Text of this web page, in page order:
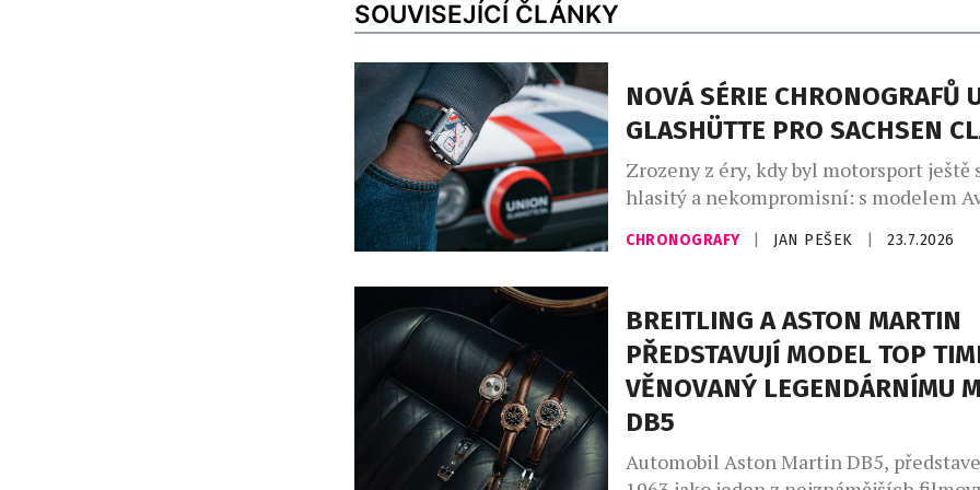
SOUVISEJÍCÍ ČLÁNKY
NOVÁ SÉRIE CHRONOGRAFŮ
GLASHÜTTE PRO SACHSEN
Zrozeny z éry, kdy byl motorsport ještě
hlasitý a nekompromisní: s modelem
představuje značka Union Glashütte
estetiku a ducha éry mechanických
podoby působivých hodinek. Čisté
proporce a ikonická barevná paleta
tohoto chronografu. Kombinace bílé,
červené […]
CHRONOGRAFY JAN PEŠEK 23.7.2026
BREITLING A ASTON MARTIN
PŘEDSTAVUJÍ MODEL TOP
VĚNOVANÝ LEGENDÁRNÍMU
DB5
Automobil Aston Martin DB5,